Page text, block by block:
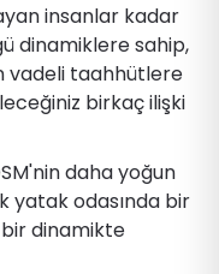
insanlar kadar
dinamiklere sahip,
vadeli taahhütlere
birkaç ilişki
daha yoğun
yatak odasında bir
dinamikte